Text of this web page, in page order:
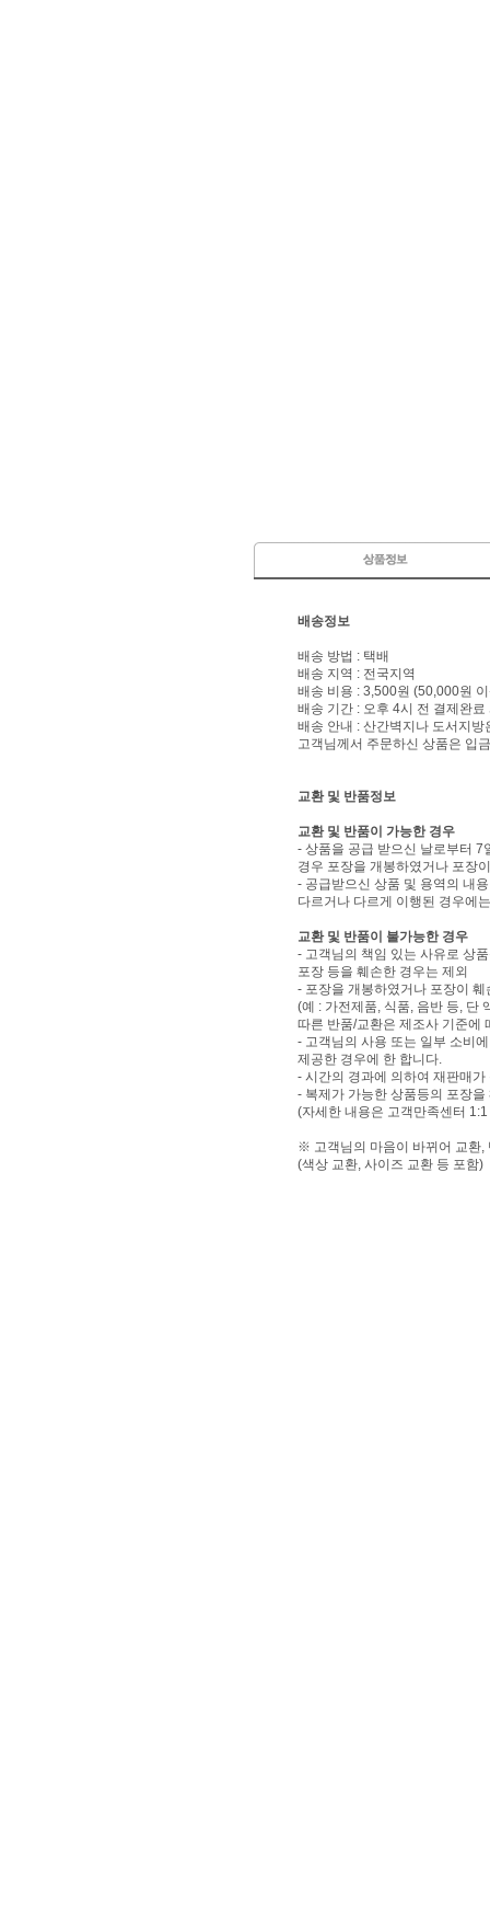
배송정보
배송 방법 : 택배
배송 지역 : 전국지역
배송 비용 : 3,500원 (50,000원
배송 기간 : 오후 4시 전 결제완료
배송 안내 : 산간벽지나 도서지
고객님께서 주문하신 상품은 입
교환 및 반품정보
교환 및 반품이 가능한 경우
- 상품을 공급 받으신 날로부터 7
경우 포장을 개봉하였거나 포장
- 공급받으신 상품 및 용역의 내
다르거나 다르게 이행된 경우에
교환 및 반품이 불가능한 경우
- 고객님의 책임 있는 사유로 상
포장 등을 훼손한 경우는 제외
- 포장을 개봉하였거나 포장이
(예 : 가전제품, 식품, 음반 등, 단
따른 반품/교환은 제조사 기준에
- 고객님의 사용 또는 일부 소비
제공한 경우에 한 합니다.
- 시간의 경과에 의하여 재판매
- 복제가 가능한 상품등의 포장을
(자세한 내용은 고객만족센터
※ 고객님의 마음이 바뀌어 교환,
(색상 교환, 사이즈 교환 등 포함)